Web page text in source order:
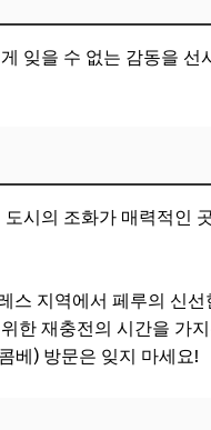
잊을 수 없는 감동을 선
시의 조화가 매력적인
스 지역에서 페루의 신선
한 재충전의 시간을 가
베) 방문은 잊지 마세요!